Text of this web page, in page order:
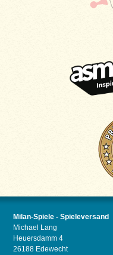
Milan-Spiele - Spieleversand
Michael Lang
Heuersdamm 4
26188 Edewecht